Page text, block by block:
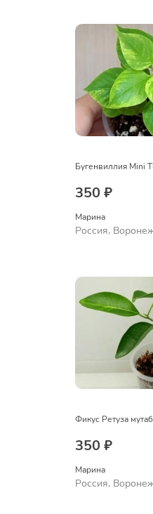
Бугенвиллия Mini
350 ₽
Марина
Россия,
Фикус Ретуза
350 ₽
Марина
Россия,